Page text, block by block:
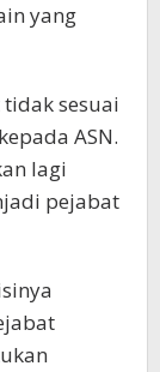
yang
sesuai
ASN.
lagi
pejabat